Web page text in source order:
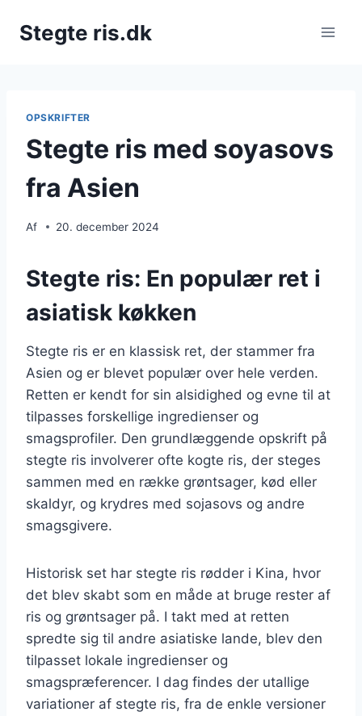
Stegte ris.dk
OPSKRIFTER
Stegte ris med soyasovs
fra Asien
Af 20. december 2024
Stegte ris: En populær ret i
asiatisk køkken
Stegte ris er en klassisk ret, der stammer fra
Asien og er blevet populær over hele verden.
Retten er kendt for sin alsidighed og evne til at
tilpasses forskellige ingredienser og
smagsprofiler. Den grundlæggende opskrift på
stegte ris involverer ofte kogte ris, der steges
sammen med en række grøntsager, kød eller
skaldyr, og krydres med sojasovs og andre
smagsgivere.
Historisk set har stegte ris rødder i Kina, hvor
det blev skabt som en måde at bruge rester af
ris og grøntsager på. I takt med at retten
spredte sig til andre asiatiske lande, blev den
tilpasset lokale ingredienser og
smagspræferencer. I dag findes der utallige
variationer af stegte ris, fra de enkle versioner